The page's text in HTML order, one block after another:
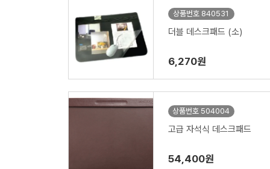
상품번호 840531
더블 데스크패드 (소)
6,270원
상품번호 504004
고급 자석식 데스크패드
54,400원